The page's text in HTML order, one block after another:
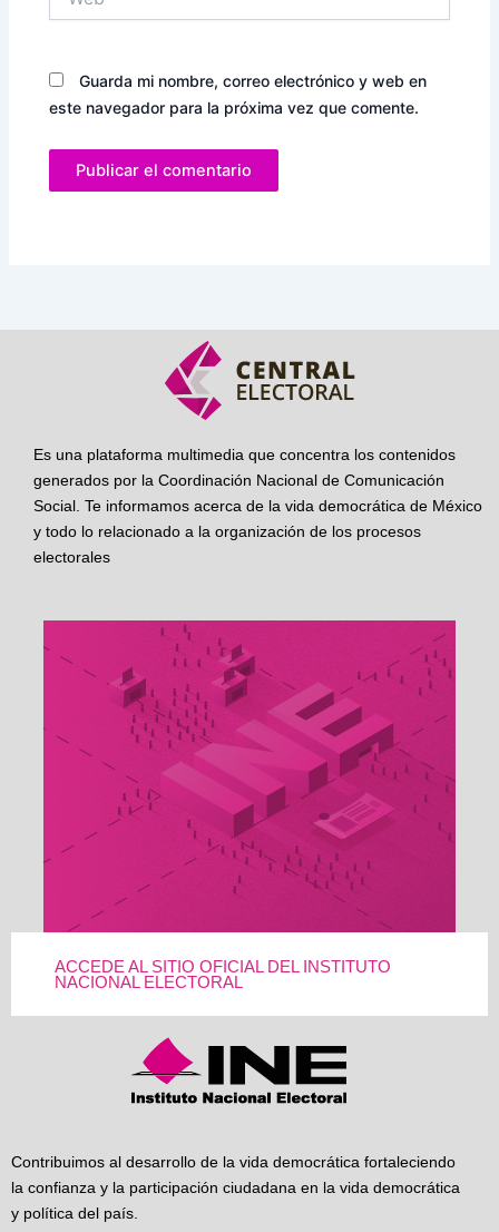
Guarda mi nombre, correo electrónico y web en
este navegador para la próxima vez que comente.
Es una plataforma multimedia que concentra los contenidos
generados por la Coordinación Nacional de Comunicación
Social. Te informamos acerca de la vida democrática de México
y todo lo relacionado a la organización de los procesos
electorales
ACCEDE AL SITIO OFICIAL DEL INSTITUTO
NACIONAL ELECTORAL
Contribuimos al desarrollo de la vida democrática fortaleciendo
la confianza y la participación ciudadana en la vida democrática
y política del país.